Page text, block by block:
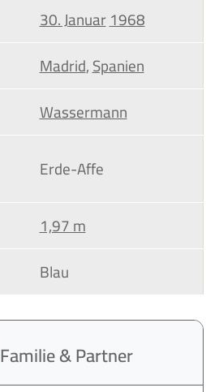
30. Januar1968
Madrid,Spanien
Wassermann
Erde-Affe
1,97 m
Blau
Familie & Partner